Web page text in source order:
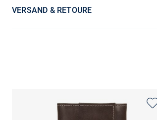
VERSAND & RETOURE